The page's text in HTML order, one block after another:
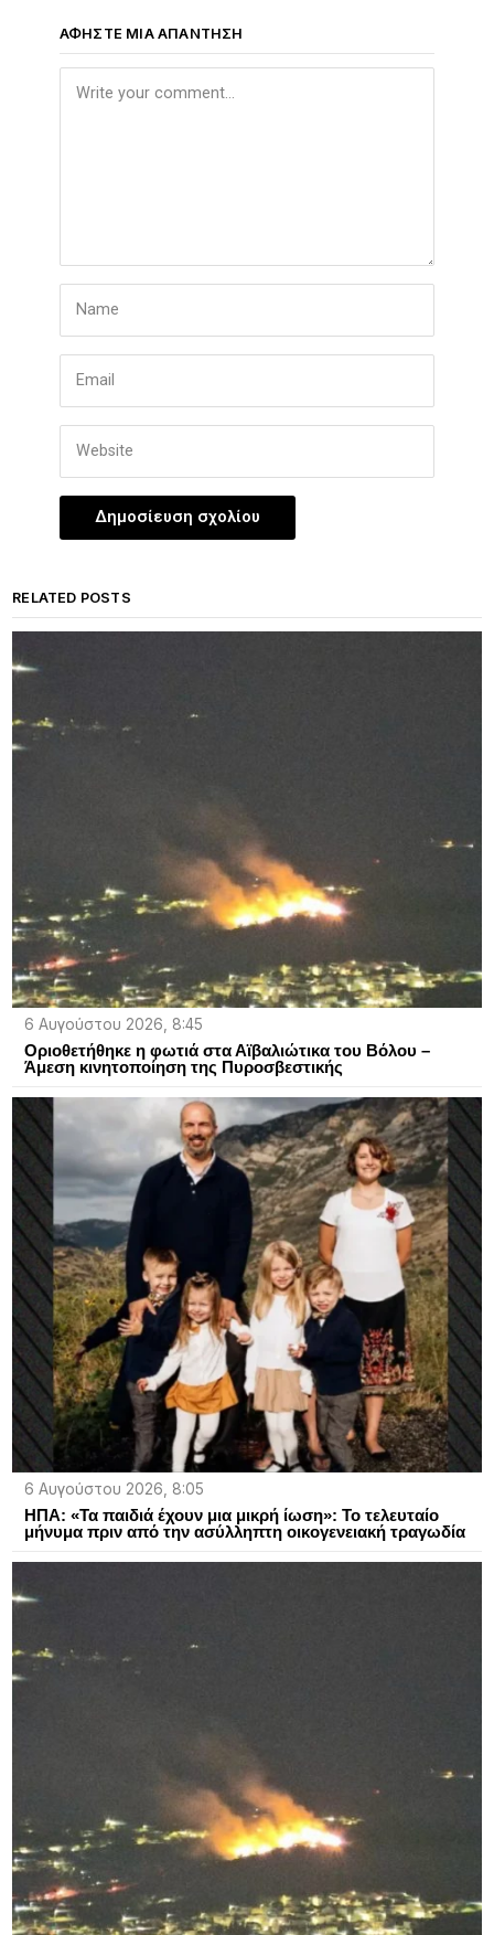
ΑΦΉΣΤΕ ΜΙΑ ΑΠΆΝΤΗΣΗ
RELATED POSTS
6 Αυγούστου 2026, 8:45
Οριοθετήθηκε η φωτιά στα Αϊβαλιώτικα του Βόλου –
Άμεση κινητοποίηση της Πυροσβεστικής
6 Αυγούστου 2026, 8:05
ΗΠΑ: «Τα παιδιά έχουν μια μικρή ίωση»: Το τελευταίο
μήνυμα πριν από την ασύλληπτη οικογενειακή τραγωδία